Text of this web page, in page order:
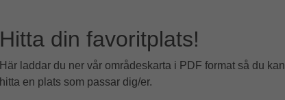
Hitta din favoritplats!
Här laddar du ner vår områdeskarta i PDF format så du kan
hitta en plats som passar dig/er.